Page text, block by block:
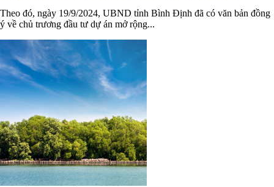
Theo đó, ngày 19/9/2024, UBND tỉnh Bình Định đã có văn bản đồng
ý về chủ trương đầu tư dự án mở rộng...